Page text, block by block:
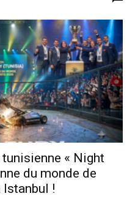
tunisienne « Night
du monde de
!